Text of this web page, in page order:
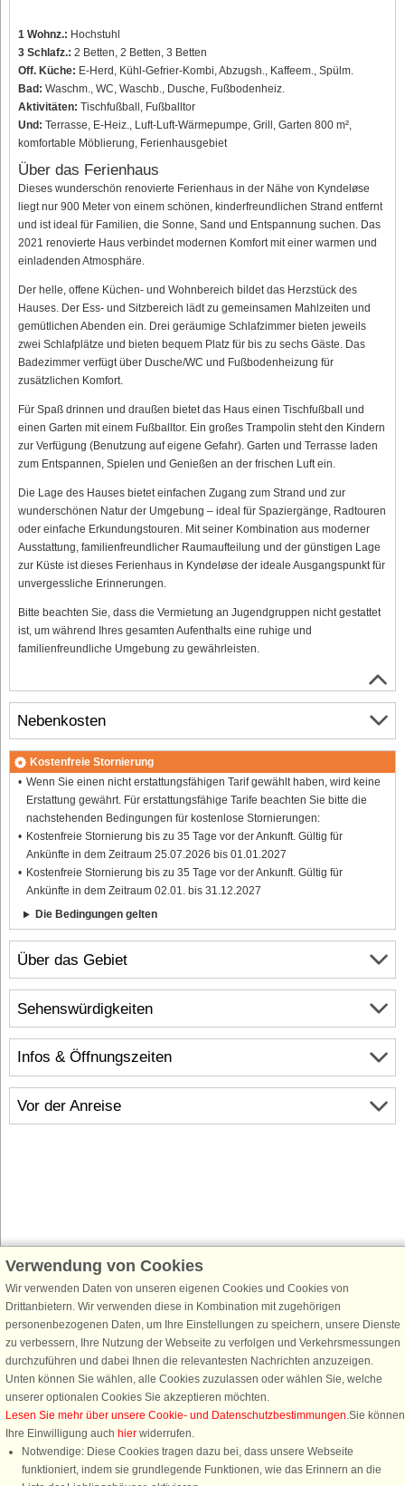
1 Wohnz.: Hochstuhl
3 Schlafz.: 2 Betten, 2 Betten, 3 Betten
Off. Küche: E-Herd, Kühl-Gefrier-Kombi, Abzugsh., Kaffeem., Spülm.
Bad: Waschm., WC, Waschb., Dusche, Fußbodenheiz.
Aktivitäten: Tischfußball, Fußballtor
Und: Terrasse, E-Heiz., Luft-Luft-Wärmepumpe, Grill, Garten 800 m²,
komfortable Möblierung, Ferienhausgebiet
Über das Ferienhaus
Dieses wunderschön renovierte Ferienhaus in der Nähe von Kyndeløse
liegt nur 900 Meter von einem schönen, kinderfreundlichen Strand entfernt
und ist ideal für Familien, die Sonne, Sand und Entspannung suchen. Das
2021 renovierte Haus verbindet modernen Komfort mit einer warmen und
einladenden Atmosphäre.
Der helle, offene Küchen- und Wohnbereich bildet das Herzstück des
Hauses. Der Ess- und Sitzbereich lädt zu gemeinsamen Mahlzeiten und
gemütlichen Abenden ein. Drei geräumige Schlafzimmer bieten jeweils
zwei Schlafplätze und bieten bequem Platz für bis zu sechs Gäste. Das
Badezimmer verfügt über Dusche/WC und Fußbodenheizung für
zusätzlichen Komfort.
Für Spaß drinnen und draußen bietet das Haus einen Tischfußball und
einen Garten mit einem Fußballtor. Ein großes Trampolin steht den Kindern
zur Verfügung (Benutzung auf eigene Gefahr). Garten und Terrasse laden
zum Entspannen, Spielen und Genießen an der frischen Luft ein.
Die Lage des Hauses bietet einfachen Zugang zum Strand und zur
wunderschönen Natur der Umgebung – ideal für Spaziergänge, Radtouren
oder einfache Erkundungstouren. Mit seiner Kombination aus moderner
Ausstattung, familienfreundlicher Raumaufteilung und der günstigen Lage
zur Küste ist dieses Ferienhaus in Kyndeløse der ideale Ausgangspunkt für
unvergessliche Erinnerungen.
Bitte beachten Sie, dass die Vermietung an Jugendgruppen nicht gestattet
ist, um während Ihres gesamten Aufenthalts eine ruhige und
familienfreundliche Umgebung zu gewährleisten.
Über das Gebiet
Infos & Öffnungszeiten
Vor der Anreise
Nebenkosten
Kostenfreie Stornierung
Wenn Sie einen nicht erstattungsfähigen Tarif gewählt haben, wird keine
Erstattung gewährt. Für erstattungsfähige Tarife beachten Sie bitte die
nachstehenden Bedingungen für kostenlose Stornierungen:
Kostenfreie Stornierung bis zu 35 Tage vor der Ankunft. Gültig für
Ankünfte in dem Zeitraum 25.07.2026 bis 01.01.2027
Kostenfreie Stornierung bis zu 35 Tage vor der Ankunft. Gültig für
Ankünfte in dem Zeitraum 02.01. bis 31.12.2027
Die Bedingungen gelten
Sehenswürdigkeiten
Schließen Sie sich 100.000 Ferienhaus-Fans an
Erhalten Sie einen Willkommensgutschein von 25 €für Ihren nächsten
Ferienhausurlaub - melden Sie sich einfach für den DanCenter Newsletter
an. Verpassen Sie nie wieder exklusive Angebote, Gewinnspiele und
Urlaubstipps!
Newsletter abonnieren
Verwendung von Cookies
Wir verwenden Daten von unseren eigenen Cookies und Cookies von
Drittanbietern. Wir verwenden diese in Kombination mit zugehörigen
personenbezogenen Daten, um Ihre Einstellungen zu speichern, unsere Dienste
zu verbessern, Ihre Nutzung der Webseite zu verfolgen und Verkehrsmessungen
durchzuführen und dabei Ihnen die relevantesten Nachrichten anzuzeigen.
Unten können Sie wählen, alle Cookies zuzulassen oder wählen Sie, welche
unserer optionalen Cookies Sie akzeptieren möchten.
Lesen Sie mehr über unsere Cookie- und Datenschutzbestimmungen.Sie können
Ihre Einwilligung auch hier widerrufen.
Notwendige: Diese Cookies tragen dazu bei, dass unsere Webseite
funktioniert, indem sie grundlegende Funktionen, wie das Erinnern an die